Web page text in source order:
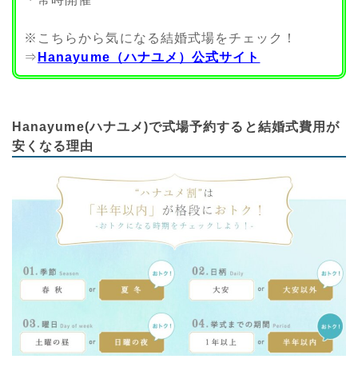
※こちらから気になる結婚式場をチェック！
⇒ Hanayume（ハナユメ）公式サイト
Hanayume(ハナユメ)で式場予約すると結婚式費用が
安くなる理由